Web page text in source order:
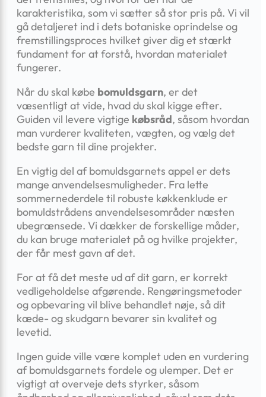
karakteristika, som vi sætter så stor pris på. Vi vil
gå detaljeret ind i dets botaniske oprindelse og
fremstillingsproces hvilket giver dig et stærkt
fundament for at forstå, hvordan materialet
fungerer.
Når du skal købe bomuldsgarn, er det
væsentligt at vide, hvad du skal kigge efter.
Guiden vil levere vigtige købsråd, såsom hvordan
man vurderer kvaliteten, vægten, og vælg det
bedste garn til dine projekter.
En vigtig del af bomuldsgarnets appel er dets
mange anvendelsesmuligheder. Fra lette
sommernederdele til robuste køkkenklude er
bomuldstrådens anvendelsesområder næsten
ubegrænsede. Vi dækker de forskellige måder,
du kan bruge materialet på og hvilke projekter,
der får mest gavn af det.
For at få det meste ud af dit garn, er korrekt
vedligeholdelse afgørende. Rengøringsmetoder
og opbevaring vil blive behandlet nøje, så dit
kæde- og skudgarn bevarer sin kvalitet og
levetid.
Ingen guide ville være komplet uden en vurdering
af bomuldsgarnets fordele og ulemper. Det er
vigtigt at overveje dets styrker, såsom